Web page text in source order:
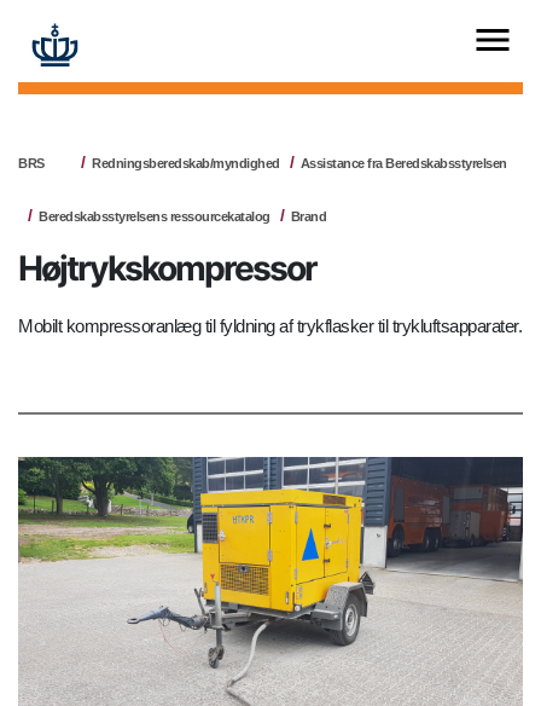
BRS Redningsberedskab/myndighed Assistance fra Beredskabsstyrelsen
Beredskabsstyrelsens ressourcekatalog Brand
Højtrykskompressor
Mobilt kompressoranlæg til fyldning af trykflasker til trykluftsapparater.